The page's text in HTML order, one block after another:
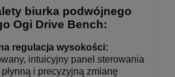
biurka podwójnego
Ogi Drive Bench:
regulacja wysokości:
intuicyjny panel sterowania
i precyzyjną zmianę